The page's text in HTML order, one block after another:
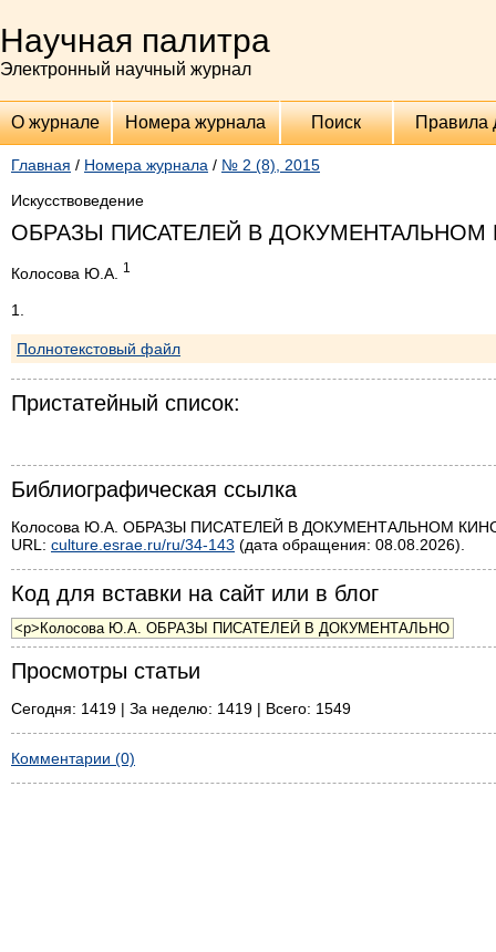
Научная палитра
Электронный научный журнал
О журнале Номера журнала Поиск Правила
Главная / Номера журнала / № 2 (8), 2015
Искусствоведение
ОБРАЗЫ ПИСАТЕЛЕЙ В ДОКУМЕНТАЛЬНОМ
Колосова Ю.А. 1
1.
Полнотекстовый файл
Пристатейный список:
Библиографическая ссылка
Колосова Ю.А. ОБРАЗЫ ПИСАТЕЛЕЙ В ДОКУМЕНТАЛЬНОМ КИНО
URL: culture.esrae.ru/ru/34-143 (дата обращения: 08.08.2026).
Код для вставки на сайт или в блог
Просмотры статьи
Сегодня: 1419 | За неделю: 1419 | Всего: 1549
Комментарии (0)